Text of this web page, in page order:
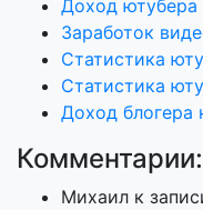
Доход
Заработок
Статистика
Статистика
Доход
Комментарии:
Михаил к